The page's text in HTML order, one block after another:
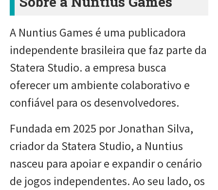
A Nuntius Games é uma publicadora
independente brasileira que faz parte da
Statera Studio. a empresa busca
oferecer um ambiente colaborativo e
confiável para os desenvolvedores.
Fundada em 2025 por Jonathan Silva,
criador da Statera Studio, a Nuntius
nasceu para apoiar e expandir o cenário
de jogos independentes. Ao seu lado, os